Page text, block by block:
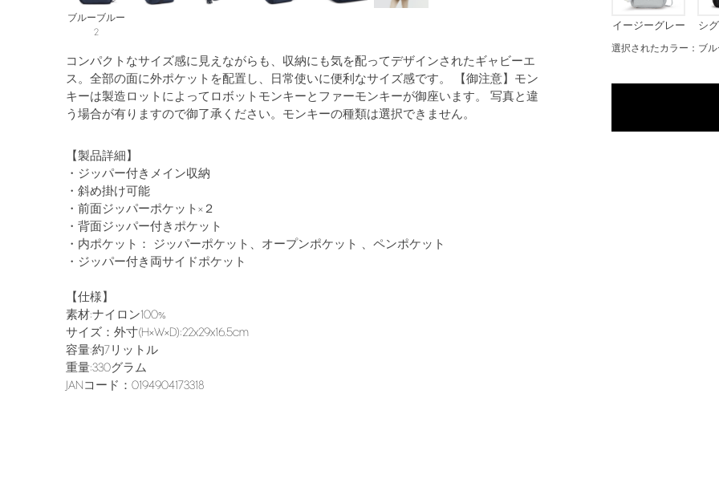
ブルーブルー
2
コンパクトなサイズ感に見えながらも、収納にも気を配ってデザインされたギャビーエ
ス。全部の面に外ポケットを配置し、日常使いに便利なサイズ感です。 【御注意】モン
キーは製造ロットによってロボットモンキーとファーモンキーが御座います。 写真と違
う場合が有りますので御了承ください。モンキーの種類は選択できません。
【製品詳細】
・ジッパー付きメイン収納
・斜め掛け可能
・前面ジッパーポケット×２
・背面ジッパー付きポケット
・内ポケット： ジッパーポケット、オープンポケット 、ペンポケット
・ジッパー付き両サイドポケット
【仕様】
素材:ナイロン100%
サイズ：外寸(H×W×D):22x29x16.5cm
容量:約7リットル
重量:330グラム
JANコード：0194904173318
イージーグレー
シ
選択されたカラー：ブ